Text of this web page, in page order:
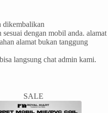
dikembalikan
dengan mobil anda. alamat
alamat bukan tanggung
langsung chat admin kami.
SALE